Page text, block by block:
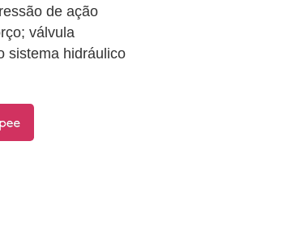
de ação
válvula
sistema hidráulico